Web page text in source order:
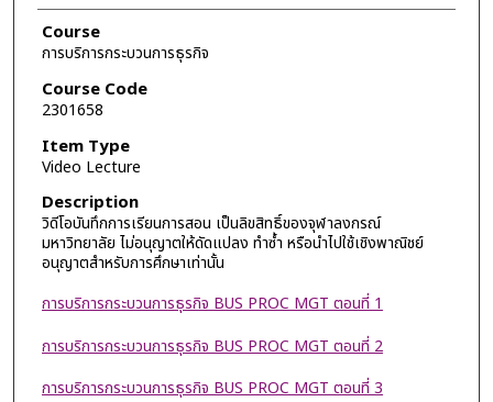
Course
การบริการกระบวนการธุรกิจ
Course Code
2301658
Item Type
Video Lecture
Description
วิดีโอบันทึกการเรียนการสอน เป็นลิขสิทธิ์ของจุฬาลงกรณ์
มหาวิทยาลัย ไม่อนุญาตให้ดัดแปลง ทำซ้ำ หรือนำไปใช้เชิงพาณิชย์
อนุญาตสำหรับการศึกษาเท่านั้น
การบริการกระบวนการธุรกิจ BUS PROC MGT ตอนที่ 1
การบริการกระบวนการธุรกิจ BUS PROC MGT ตอนที่ 2
การบริการกระบวนการธุรกิจ BUS PROC MGT ตอนที่ 3